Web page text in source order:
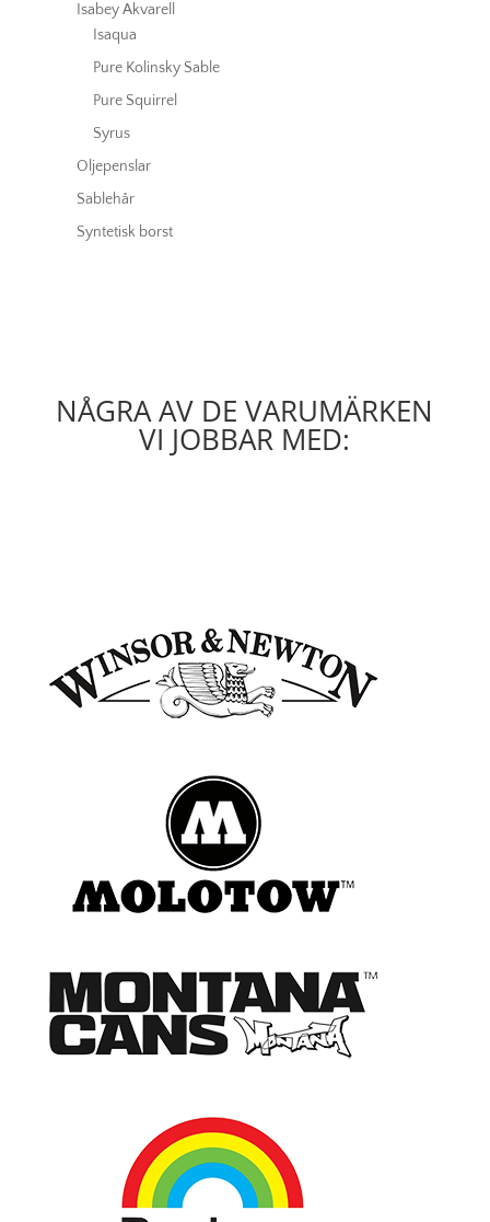
Isabey Akvarell
Isaqua
Pure Kolinsky Sable
Pure Squirrel
Syrus
Oljepenslar
Sablehår
Syntetisk borst
NÅGRA AV DE VARUMÄRKEN
VI JOBBAR MED: